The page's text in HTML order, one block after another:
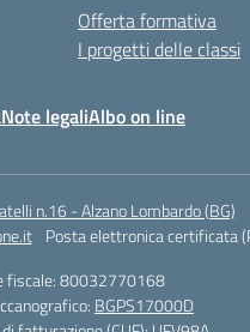
Offerta formativa
I progetti delle classi
Note legaliAlbo on line
n.16 - Alzano Lombardo (BG)
Posta elettronica certificata
fiscale: 80032770168
BGPS17000D